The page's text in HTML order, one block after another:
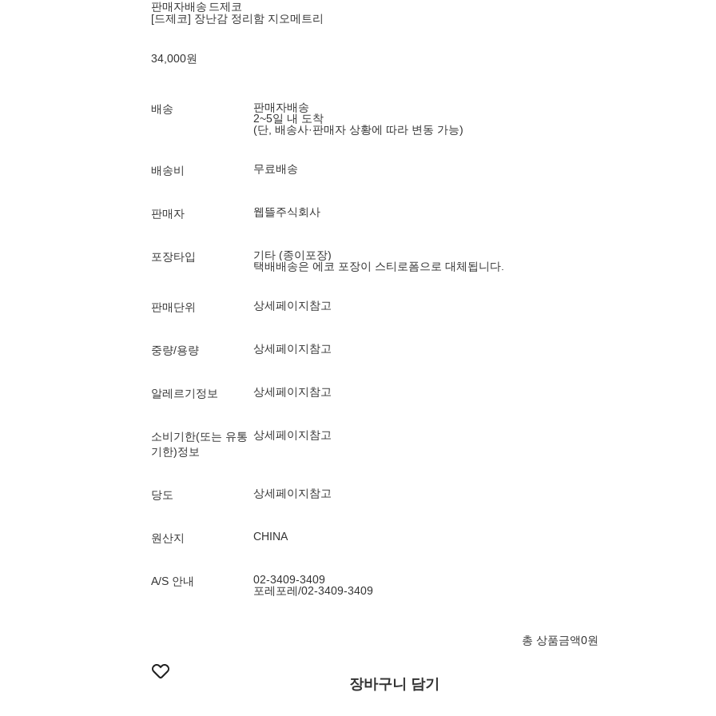
판매자배송 드제코
[드제코] 장난감 정리함 지오메트리
34,000원
배송
판매자배송
2~5일 내 도착
(단, 배송사·판매자 상황에 따라 변동 가능)
배송비 무료배송
판매자 웹뜰주식회사
포장타입
기타 (종이포장)
택배배송은 에코 포장이 스티로폼으로 대체됩니다.
판매단위 상세페이지참고
중량/용량 상세페이지참고
알레르기정보 상세페이지참고
소비기한(또는 유통
기한)정보
상세페이지참고
당도 상세페이지참고
원산지 CHINA
A/S 안내
02-3409-3409
포레포레/02-3409-3409
총 상품금액0원
장바구니 담기